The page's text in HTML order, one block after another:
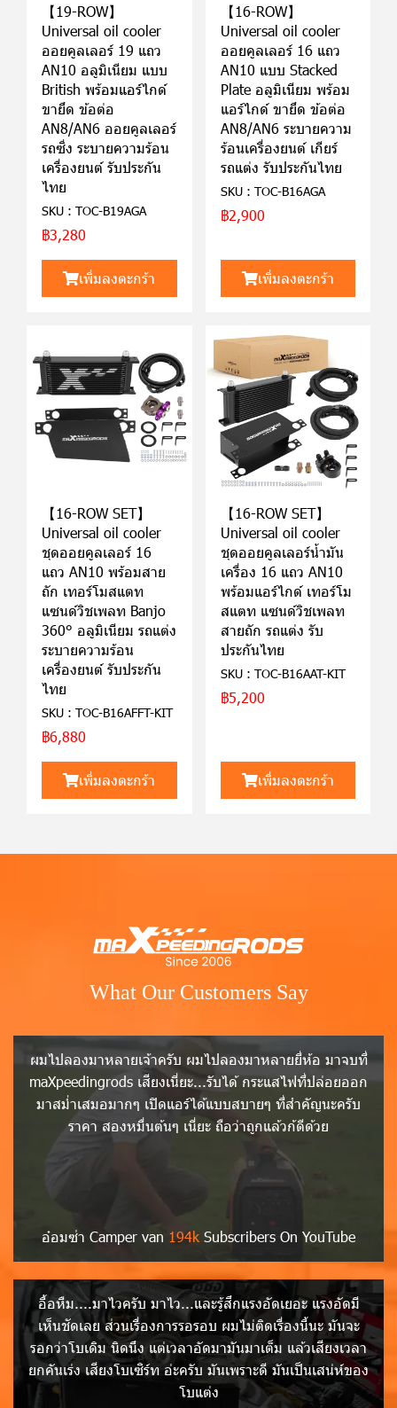
【19-ROW】
Universal oil cooler
ออยคูลเลอร์ 19 แถว
AN10 อลูมิเนียม แบบ
British พร้อมแอร์ไกด์
ขายึด ข้อต่อ
AN8/AN6 ออยคูลเลอร์
รถซิ่ง ระบายความร้อน
เครื่องยนต์ รับประกัน
ไทย
SKU : TOC-B19AGA
฿3,280
เพิ่มลงตะกร้า
【16-ROW】
Universal oil cooler
ออยคูลเลอร์ 16 แถว
AN10 แบบ Stacked
Plate อลูมิเนียม พร้อม
แอร์ไกด์ ขายึด ข้อต่อ
AN8/AN6 ระบายความ
ร้อนเครื่องยนต์ เกียร์
รถแต่ง รับประกันไทย
SKU : TOC-B16AGA
฿2,900
เพิ่มลงตะกร้า
【16-ROW SET】
Universal oil cooler
ชุดออยคูลเลอร์ 16
แถว AN10 พร้อมสาย
ถัก เทอร์โมสแตท
แซนด์วิชเพลท Banjo
360° อลูมิเนียม รถแต่ง
ระบายความร้อน
เครื่องยนต์ รับประกัน
ไทย
SKU : TOC-B16AFFT-KIT
฿6,880
เพิ่มลงตะกร้า
【16-ROW SET】
Universal oil cooler
ชุดออยคูลเลอร์น้ำมัน
เครื่อง 16 แถว AN10
พร้อมแอร์ไกด์ เทอร์โม
สแตท แซนด์วิชเพลท
สายถัก รถแต่ง รับ
ประกันไทย
SKU : TOC-B16AAT-KIT
฿5,200
เพิ่มลงตะกร้า
What Our Customers Say
ผมไปลองมาหลายเจ้าครับ ผมไปลองมาหลายยี่ห้อ มาจบที่
maXpeedingrods เสียงเนี่ยะ...รับได้ กระแสไฟที่ปล่อยออก
มาสม่ำเสมอมากๆ เปิดแอร์ได้แบบสบายๆ ที่สำคัญนะครับ
ราคา สองหมื่นต้นๆ เนี่ยะ ถือว่าถูกแล้วก้ดีด้วย
อ๋อมซ่า Camper van 194k Subscribers On YouTube
อื้อหืม....มาไวครับ มาไว...และรู้สึกแรงอัดเยอะ แรงอัดมี
เห็นชัดเลย ส่วนเรื่องการรอรอบ ผมไม่ติดเรื่องนี้นะ มันจะ
รอกว่าโบเดิม นิดนึง แต่เวลาอัดมามันมาเต็ม แล้วเสียงเวลา
ยกคันเร่ง เสียงโบเซิร์ท อ่ะครับ มันเพราะดี มันเป็นเสน่ห์ของ
โบแต่ง